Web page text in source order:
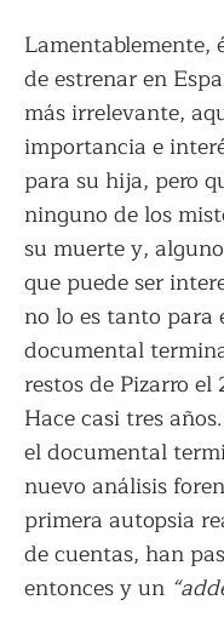
Lamentablemente,
de estrenar en
más irrelevante,
importancia e
para su hija, pero
ninguno de los
su muerte y,
que puede ser
no lo es tanto para
documental
restos de Pizarro
Hace casi tres
el documental
nuevo análisis
primera autopsia
de cuentas, han
entonces y un